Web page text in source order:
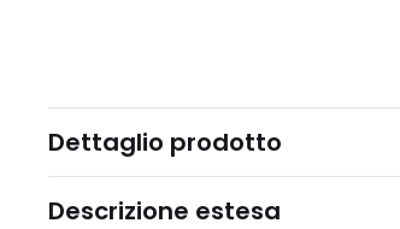
Dettaglio prodotto
Descrizione estesa